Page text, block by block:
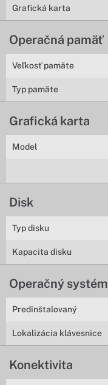
Grafická karta
Operačná pamäť
Veľkosť pamäte
Typ pamäte
Grafická karta
Model
Disk
Typ disku
Kapacita disku
Operačný systém
Predinštalovaný
Lokalizácia klávesnice
Konektivita